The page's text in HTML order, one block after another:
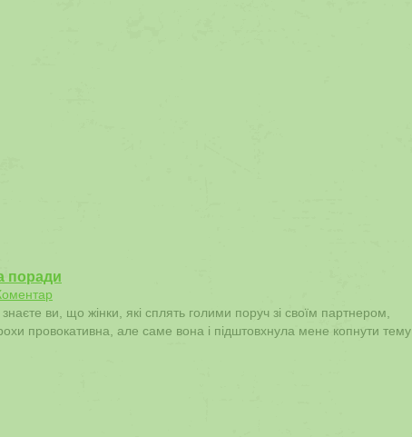
поради
ви, що жінки, які сплять голими поруч зі своїм партнером,
провокативна, але саме вона і підштовхнула мене копнути тему